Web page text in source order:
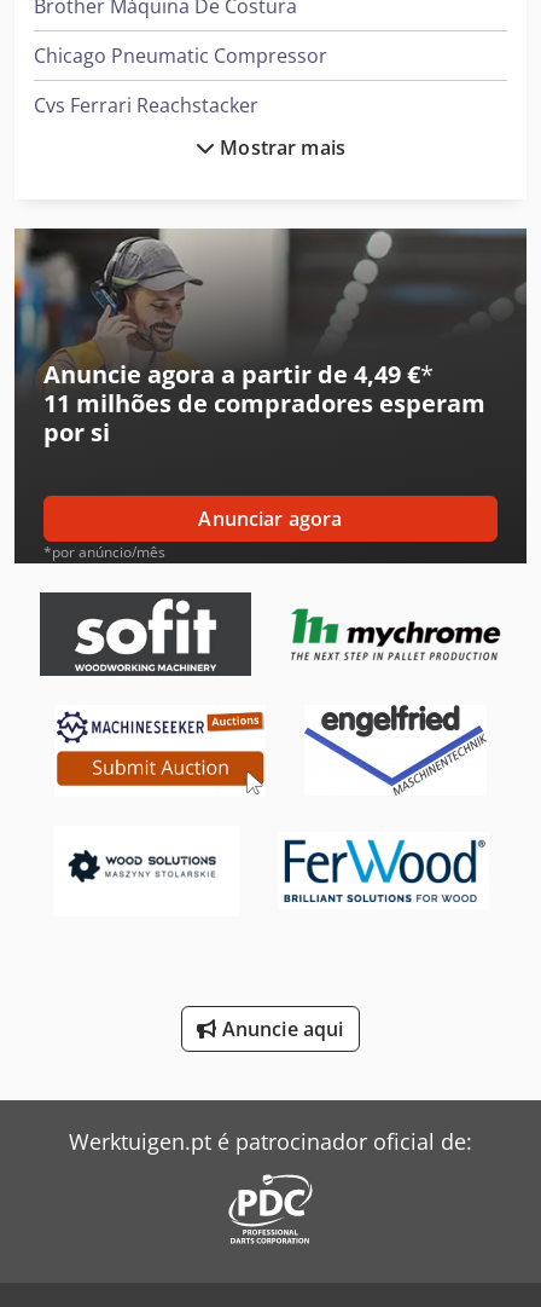
Brother Máquina De Costura
Chicago Pneumatic Compressor
Cvs Ferrari Reachstacker
Daikin Ar Condicionado
Ford Tipper
Gea Decantador
Gea Mixer
Hp Impressora
Ingersoll Rand Compressor
Leif & Lorentz Máquinas De Escovar
Liebherr Grua
Linde Reachstacker
Mitsubishi Ar Condicionado
Müthing Mulcher
Pfaff Máquina De Costura
Renault Tipper
Windmöller & Hölscher Máquinas De Sacos
Zeppelin Silo
Mostrar mais
Anuncie agora a partir de 4,49 €*
11 milhões de compradores esperam
por si
Anunciar agora
*por anúncio/mês
Anuncie aqui
Werktuigen.pt é patrocinador oficial de: